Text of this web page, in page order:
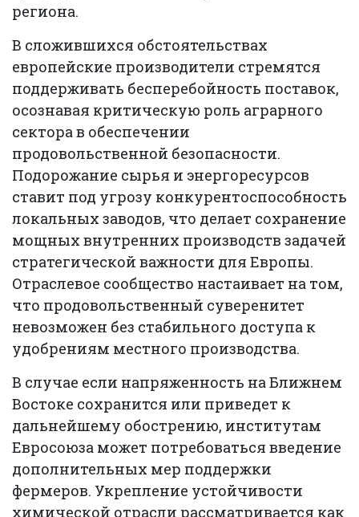
региона.
В сложившихся обстоятельствах
европейские производители стремятся
поддерживать бесперебойность поставок,
осознавая критическую роль аграрного
сектора в обеспечении
продовольственной безопасности.
Подорожание сырья и энергоресурсов
ставит под угрозу конкурентоспособность
локальных заводов, что делает сохранение
мощных внутренних производств задачей
стратегической важности для Европы.
Отраслевое сообщество настаивает на том,
что продовольственный суверенитет
невозможен без стабильного доступа к
удобрениям местного производства.
В случае если напряженность на Ближнем
Востоке сохранится или приведет к
дальнейшему обострению, институтам
Евросоюза может потребоваться введение
дополнительных мер поддержки
фермеров. Укрепление устойчивости
химической отрасли рассматривается как